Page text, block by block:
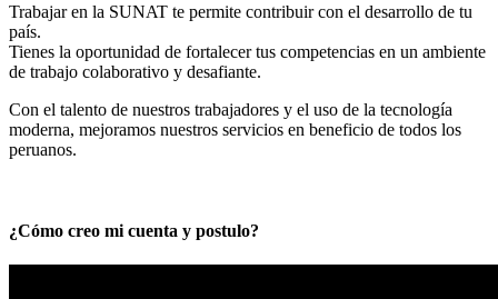
Trabajar en la SUNAT te permite contribuir con el desarrollo de tu
país.
Tienes la oportunidad de fortalecer tus competencias en un ambiente
de trabajo colaborativo y desafiante.
Con el talento de nuestros trabajadores y el uso de la tecnología
moderna, mejoramos nuestros servicios en beneficio de todos los
peruanos.
¿Cómo creo mi cuenta y postulo?